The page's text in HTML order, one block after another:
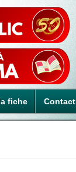
fiche Contact